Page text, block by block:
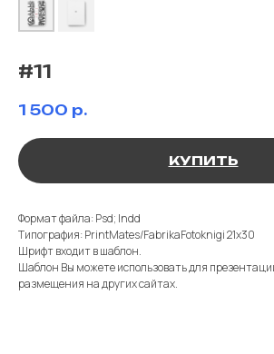
#11
1 500 р.
КУПИТЬ
Формат файла: Psd; Indd
Типография: PrintMates/FabrikaFotoknigi 21х30
Шрифт входит в шаблон.
Шаблон Вы можете использовать для
размещения на других сайтах.